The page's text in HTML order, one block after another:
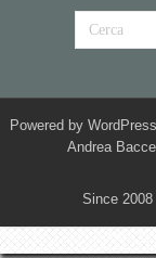
Powered by WordPress
Andrea
Since